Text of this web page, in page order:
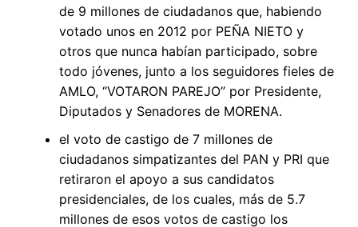
de 9 millones de ciudadanos que, habiendo
votado unos en 2012 por PEÑA NIETO y
otros que nunca habían participado, sobre
todo jóvenes, junto a los seguidores fieles de
AMLO, “VOTARON PAREJO” por Presidente,
Diputados y Senadores de MORENA.
el voto de castigo de 7 millones de
ciudadanos simpatizantes del PAN y PRI que
retiraron el apoyo a sus candidatos
presidenciales, de los cuales, más de 5.7
millones de esos votos de castigo los